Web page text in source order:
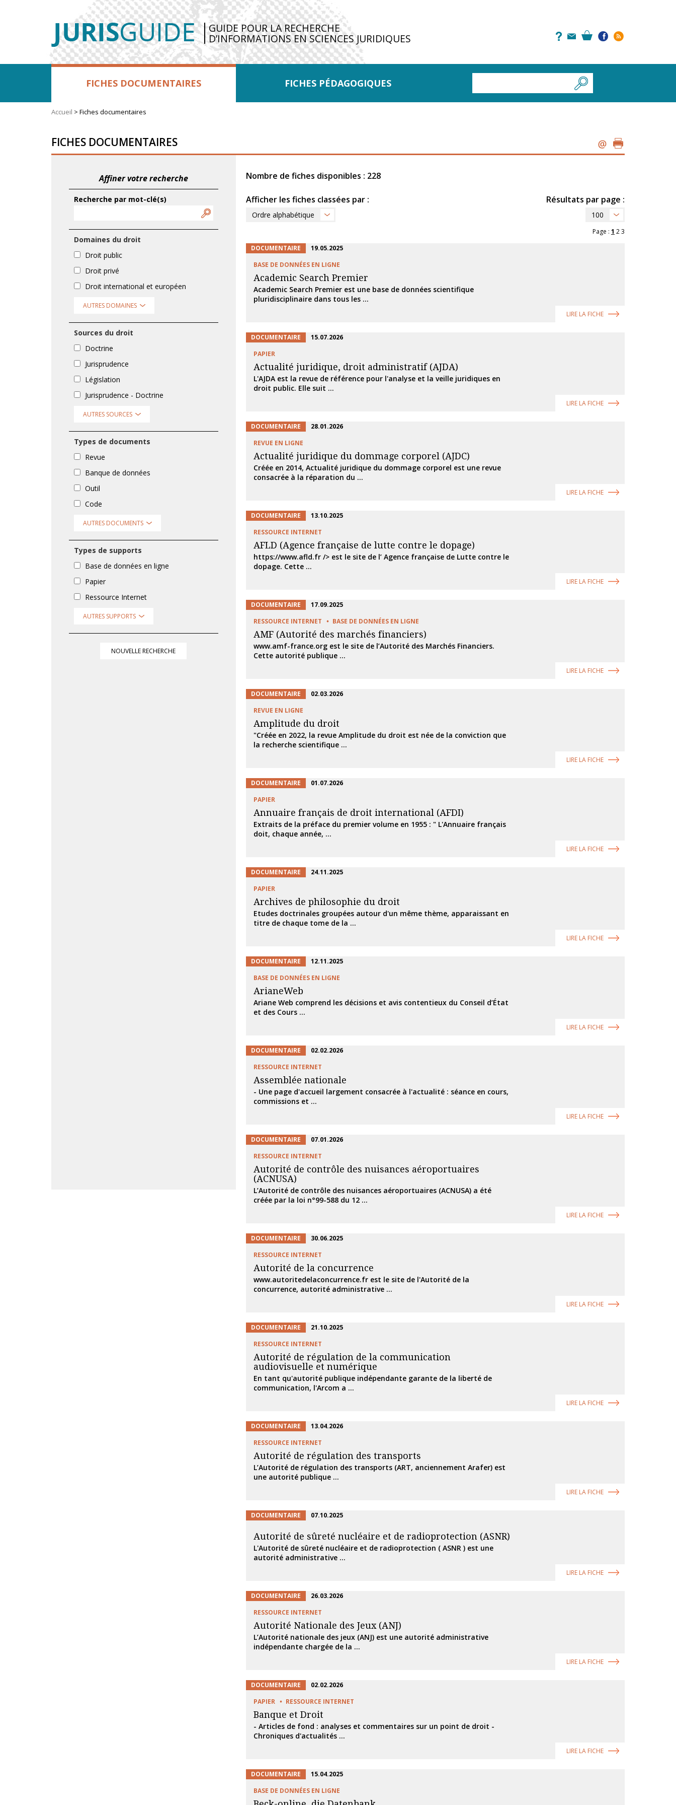
GUIDE POUR LA RECHERCHE
D’INFORMATIONS EN SCIENCES JURIDIQUES
FICHES DOCUMENTAIRES FICHES PÉDAGOGIQUES
Accueil > Fiches documentaires
FICHES DOCUMENTAIRES
Affiner votre recherche
Recherche par mot-clé(s)
Domaines du droit
Droit public
Droit privé
Droit international et européen
AUTRES DOMAINES
Sources du droit
Doctrine
Jurisprudence
Législation
Jurisprudence - Doctrine
AUTRES SOURCES
Types de documents
Revue
Banque de données
Outil
Code
AUTRES DOCUMENTS
Types de supports
Base de données en ligne
Papier
Ressource Internet
AUTRES SUPPORTS
NOUVELLE RECHERCHE
Nombre de fiches disponibles : 228
Afficher les fiches classées par :
Ordre alphabétique
Résultats par page :
100
Page : 1 23
DOCUMENTAIRE
19.05.2025
BASE DE DONNÉES EN LIGNE
Academic Search Premier
Academic Search Premier est une base de données scientifique
pluridisciplinaire dans tous les ...
LIRE LA FICHE
DOCUMENTAIRE
15.07.2026
PAPIER
Actualité juridique, droit administratif (AJDA)
L'AJDA est la revue de référence pour l'analyse et la veille juridiques en
droit public. Elle suit ...
LIRE LA FICHE
DOCUMENTAIRE
28.01.2026
REVUE EN LIGNE
Actualité juridique du dommage corporel (AJDC)
Créée en 2014, Actualité juridique du dommage corporel est une revue
consacrée à la réparation du ...
LIRE LA FICHE
DOCUMENTAIRE
13.10.2025
RESSOURCE INTERNET
AFLD (Agence française de lutte contre le dopage)
https://www.afld.fr /> est le site de l’ Agence française de Lutte contre le
dopage. Cette ...
LIRE LA FICHE
DOCUMENTAIRE
17.09.2025
RESSOURCE INTERNET
BASE DE DONNÉES EN LIGNE
AMF (Autorité des marchés financiers)
www.amf-france.org est le site de l’Autorité des Marchés Financiers.
Cette autorité publique ...
LIRE LA FICHE
DOCUMENTAIRE
02.03.2026
REVUE EN LIGNE
Amplitude du droit
"Créée en 2022, la revue Amplitude du droit est née de la conviction que
la recherche scientifique ...
LIRE LA FICHE
DOCUMENTAIRE
01.07.2026
PAPIER
Annuaire français de droit international (AFDI)
Extraits de la préface du premier volume en 1955 : " L'Annuaire français
doit, chaque année, ...
LIRE LA FICHE
DOCUMENTAIRE
24.11.2025
PAPIER
Archives de philosophie du droit
Etudes doctrinales groupées autour d'un même thème, apparaissant en
titre de chaque tome de la ...
LIRE LA FICHE
DOCUMENTAIRE
12.11.2025
BASE DE DONNÉES EN LIGNE
ArianeWeb
Ariane Web comprend les décisions et avis contentieux du Conseil d’État
et des Cours ...
LIRE LA FICHE
DOCUMENTAIRE
02.02.2026
RESSOURCE INTERNET
Assemblée nationale
- Une page d'accueil largement consacrée à l'actualité : séance en cours,
commissions et ...
LIRE LA FICHE
DOCUMENTAIRE
07.01.2026
RESSOURCE INTERNET
Autorité de contrôle des nuisances aéroportuaires
(ACNUSA)
L’Autorité de contrôle des nuisances aéroportuaires (ACNUSA) a été
créée par la loi n°99-588 du 12 ...
LIRE LA FICHE
DOCUMENTAIRE
30.06.2025
RESSOURCE INTERNET
Autorité de la concurrence
www.autoritedelaconcurrence.fr est le site de l'Autorité de la
concurrence, autorité administrative ...
LIRE LA FICHE
DOCUMENTAIRE
21.10.2025
RESSOURCE INTERNET
Autorité de régulation de la communication
audiovisuelle et numérique
En tant qu'autorité publique indépendante garante de la liberté de
communication, l'Arcom a ...
LIRE LA FICHE
DOCUMENTAIRE
13.04.2026
RESSOURCE INTERNET
Autorité de régulation des transports
L’Autorité de régulation des transports (ART, anciennement Arafer) est
une autorité publique ...
LIRE LA FICHE
DOCUMENTAIRE 07.10.2025
Autorité de sûreté nucléaire et de radioprotection (ASNR)
L'Autorité de sûreté nucléaire et de radioprotection ( ASNR ) est une
autorité administrative ...
LIRE LA FICHE
DOCUMENTAIRE
26.03.2026
RESSOURCE INTERNET
Autorité Nationale des Jeux (ANJ)
L’Autorité nationale des jeux (ANJ) est une autorité administrative
indépendante chargée de la ...
LIRE LA FICHE
DOCUMENTAIRE
02.02.2026
PAPIER
RESSOURCE INTERNET
Banque et Droit
- Articles de fond : analyses et commentaires sur un point de droit -
Chroniques d'actualités ...
LIRE LA FICHE
DOCUMENTAIRE
15.04.2025
BASE DE DONNÉES EN LIGNE